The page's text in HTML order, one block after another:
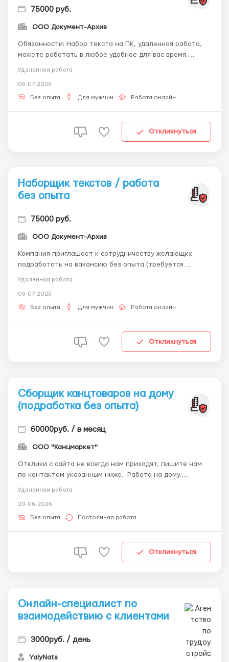
75000 руб.
ООО Документ-Архив
Обязанности: Набор текста на ПК, удаленная работа,
можете работать в любое удобное для вас время.
workdoctext@gmail.com Требования: Внимательность,
аккуратность. Наличие ПК и доступа в интернет. Каких-
Удаленная работа
06-07-2026
Без опыта Для мужчин Работа онлайн
Откликнуться
Наборщик текстов / работа
без опыта
75000 руб.
ООО Документ-Архив
Компания приглашает к сотрудничеству желающих
подработать на вакансию без опыта (требуется
оператор ПК, наборщик текстов), удаленная работа по
workdoctext@gmail.com Условия работы: Ваша работа
будет заключаться в следующем: наше издательство
Удаленная работа
06-07-2026
Без опыта Для мужчин Работа онлайн
Откликнуться
Сборщик канцтоваров на дому
(подработка без опыта)
60000руб. / в месяц
ООО "Канцмаркет"
Отклики с сайта не всегда нам приходят, пишите нам
по контактам указанным ниже. Работа на дому.
Требуются сборщики канцтоваров на дому. Опыт
дому. График работы свободный, совмещение с
основной работой. Работа подходит для всей семьи.
Удаленная работа
20-06-2026
Без опыта Постоянная работа
Откликнуться
Онлайн-специалист по
взаимодействию с клиентами
3000руб. / день
YalyNats